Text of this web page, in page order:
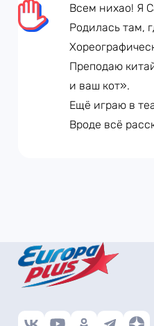
Всем нихао! Я
Родилась там,
Преподаю
и ваш кот».
Ещё играю в
Вроде всё